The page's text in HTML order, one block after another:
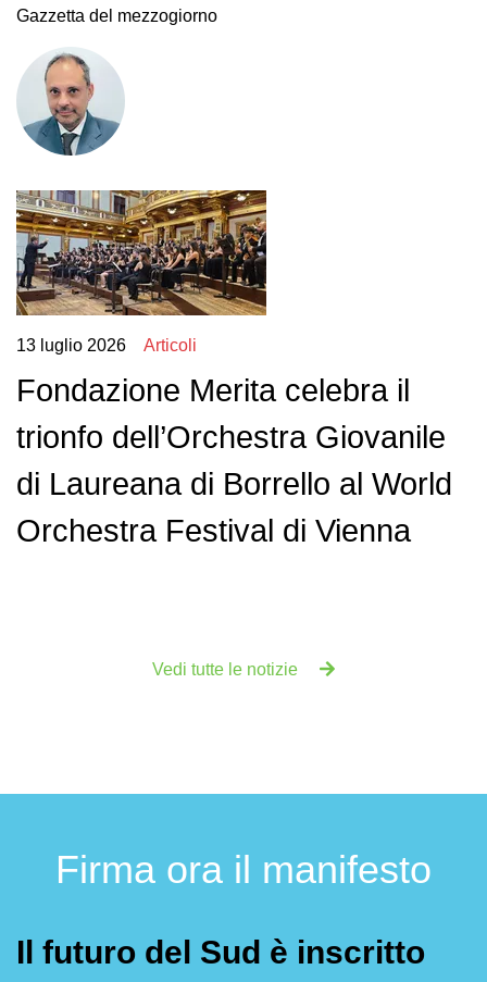
Gazzetta del mezzogiorno
13 luglio 2026 Articoli
Fondazione Merita celebra il
trionfo dell’Orchestra Giovanile
di Laureana di Borrello al World
Orchestra Festival di Vienna
Vedi tutte le notizie
Firma ora il manifesto
Il futuro del Sud è inscritto